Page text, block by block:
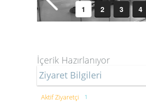
1 2 3 4
İçerik Hazırlanıyor
Ziyaret Bilgileri
Aktif Ziyaretçi 1